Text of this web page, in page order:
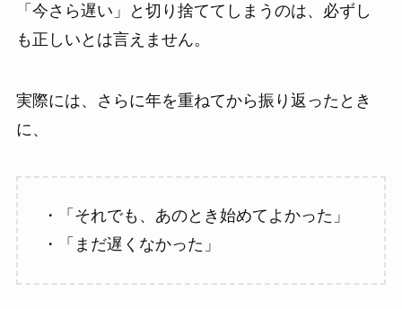
「今さら遅い」と切り捨ててしまうのは、必ずし
も正しいとは言えません。
実際には、さらに年を重ねてから振り返ったとき
に、
・「それでも、あのとき始めてよかった」
・「まだ遅くなかった」